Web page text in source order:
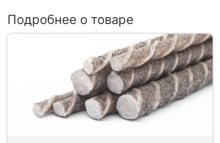
Подробнее о товаре